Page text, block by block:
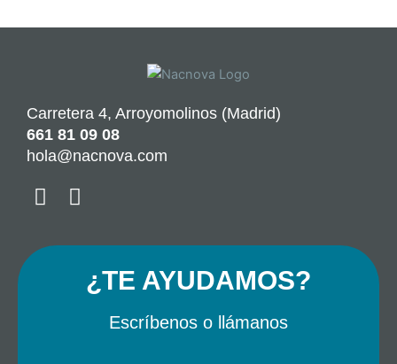
Carretera 4, Arroyomolinos (Madrid)
661 81 09 08
hola@nacnova.com
F
I
¿TE AYUDAMOS?
Escríbenos o llámanos